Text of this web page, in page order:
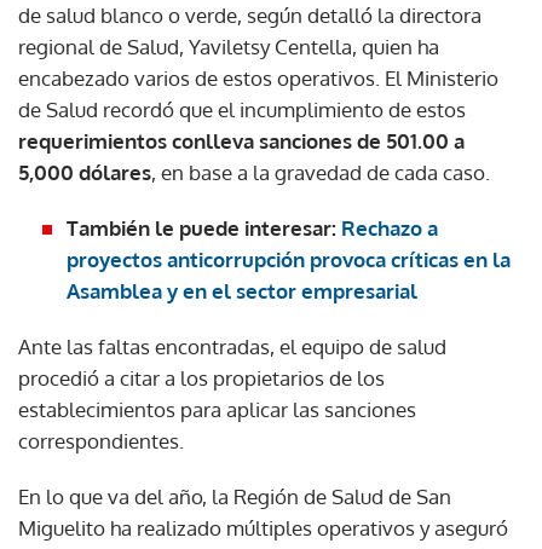
de salud blanco o verde, según detalló la directora
regional de Salud, Yaviletsy Centella, quien ha
encabezado varios de estos operativos. El Ministerio
de Salud recordó que el incumplimiento de estos
requerimientos conlleva sanciones de 501.00 a
5,000 dólares, en base a la gravedad de cada caso.
También le puede interesar: Rechazo a
proyectos anticorrupción provoca críticas en la
Asamblea y en el sector empresarial
Ante las faltas encontradas, el equipo de salud
procedió a citar a los propietarios de los
establecimientos para aplicar las sanciones
correspondientes.
En lo que va del año, la Región de Salud de San
Miguelito ha realizado múltiples operativos y aseguró